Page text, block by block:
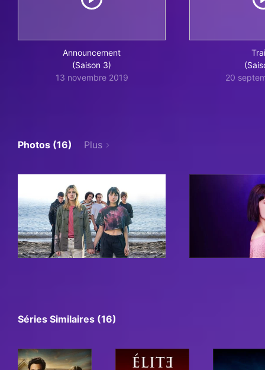
Announcement
(Saison 3)
13 novembre 2019
20
Photos (16) Plus
Séries Similaires (16)